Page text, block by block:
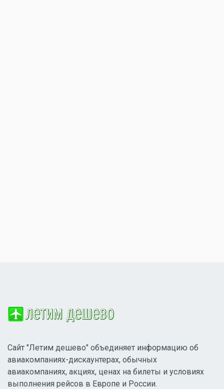
Сайт "Летим дешево" объединяет информацию об
авиакомпаниях-дискаунтерах, обычных
авиакомпаниях, акциях, ценах на билеты и условиях
выполнения рейсов в Европе и России.